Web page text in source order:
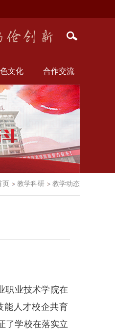
文化 合作交流
页 教学科研 教学动态
职业技术学院在
能人才校企共育
了学校在落实立